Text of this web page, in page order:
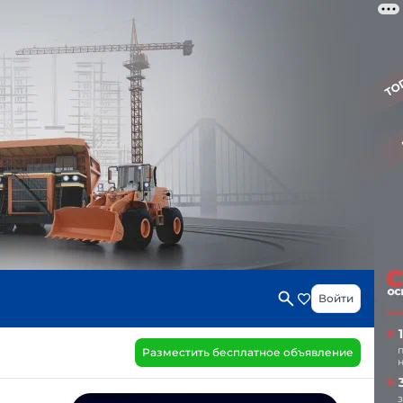
Войти
Разместить бесплатное объявление